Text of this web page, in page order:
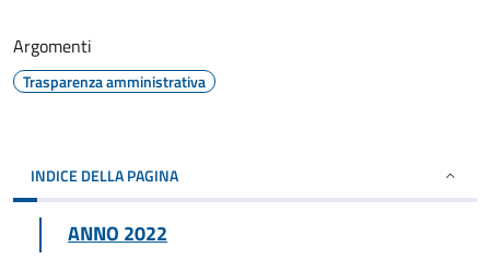
Argomenti
Trasparenza amministrativa
INDICE DELLA PAGINA
ANNO 2022